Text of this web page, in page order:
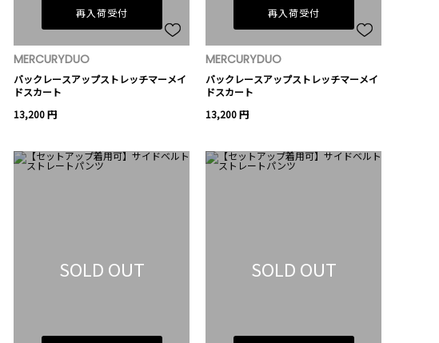
再入荷受付
MERCURYDUO
バックレースアップストレッチマーメイ
ドスカート
13,200 円
再入荷受付
MERCURYDUO
バックレースアップストレッチマーメイ
ドスカート
13,200 円
SOLD OUT SOLD OUT